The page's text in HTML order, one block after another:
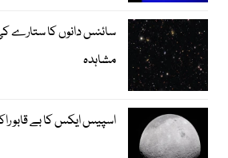
سائنس دانوں کا ستارے
مشاہدہ
اسپیس ایکس کا بے قابو